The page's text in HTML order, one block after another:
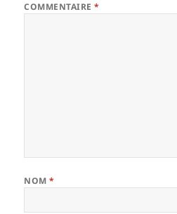
COMMENTAIRE*
NOM*